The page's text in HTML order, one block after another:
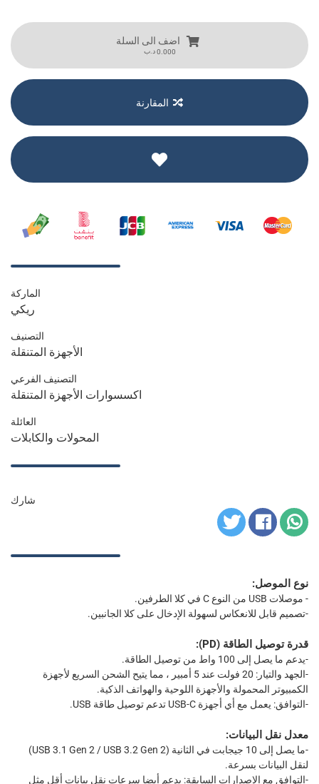
اضف الى السلة
0.000د.ب
المقارنة
الماركة
ريكي
التصنيف
الأجهزة المتنقلة
التصنيف الفرعي
اكسسوارات الأجهزة المتنقلة
العائلة
المحولات والكابلات
شارك
نوع الموصل:
- موصلات USB من النوع C في كلا الطرفين.
-تصميم قابل للانعكاس لسهولة الإدخال على كلا الجانبين.
قدرة توصيل الطاقة (PD):
-يدعم ما يصل إلى 100 واط من توصيل الطاقة.
-الجهد والتيار: 20 فولت عند 5 أمبير ، مما يتيح الشحن السريع لأجهزة
الكمبيوتر المحمولة والأجهزة اللوحية والهواتف الذكية.
-التوافق: يعمل مع أي أجهزة USB-C تدعم توصيل طاقة USB.
معدل نقل البيانات:
-ما يصل إلى 10 جيجابت في الثانية (USB 3.1 Gen 2 / USB 3.2 Gen 2)
لنقل البيانات بسرعة.
-التوافق مع الإصدارات السابقة: يدعم أيضا سرعات نقل بيانات أقل مثل